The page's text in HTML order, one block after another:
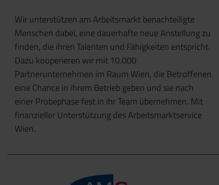
Wir unterstützen am Arbeitsmarkt benachteiligte
Menschen dabei, eine dauerhafte neue Anstellung zu
finden, die ihren Talenten und Fähigkeiten entspricht.
Dazu kooperieren wir mit 10.000
Partnerunternehmen im Raum Wien, die Betroffenen
eine Chance in ihrem Betrieb geben und sie nach
einer Probephase fest in ihr Team übernehmen. Mit
finanzieller Unterstützung des Arbeitsmarktservice
Wien.